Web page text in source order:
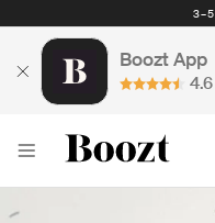
Nemokamas
Boozt App
4.6